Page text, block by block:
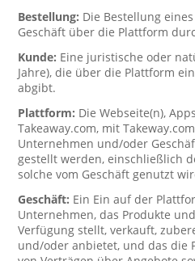
Bestellung: Die Bestellung
Geschäft über die Plattform
Kunde: Eine juristische oder
Jahre), die über die Plattform
abgibt.
Plattform: Die Webseite(n),
Takeaway.com, mit
Unternehmen und/oder
gestellt werden, einschließlich
solche vom Geschäft genutzt
Geschäft: Ein Ein auf der
Unternehmen, das Produkte
Verfügung stellt, verkauft,
und/oder anbietet, und das die